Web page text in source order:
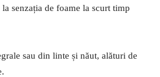
senzația de foame la scurt timp
sau din linte și năut, alături de